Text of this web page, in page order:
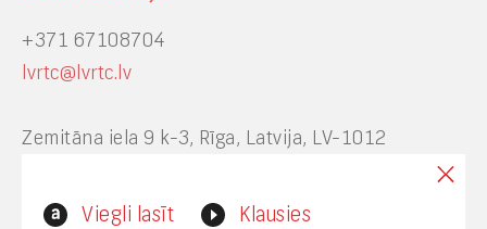
Viegli lasīt Klausies
+371 67108704
lvrtc@lvrtc.lv
Zemitāna iela 9 k-3, Rīga, Latvija, LV-1012
Interneta vietnes www.lvrtc.lv administrators: